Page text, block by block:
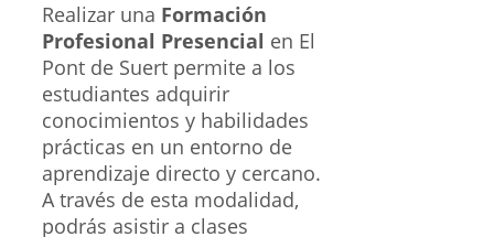
Realizar una Formación
Profesional Presencial en El
Pont de Suert permite a los
estudiantes adquirir
conocimientos y habilidades
prácticas en un entorno de
aprendizaje directo y cercano.
A través de esta modalidad,
podrás asistir a clases